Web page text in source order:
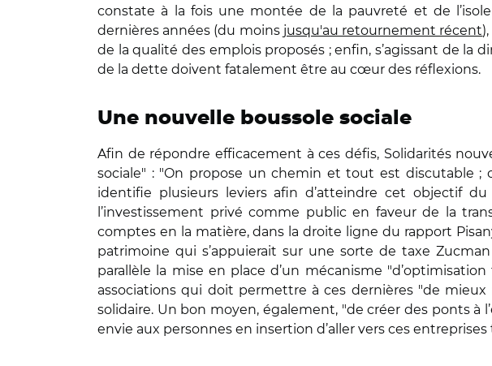
constate à la fois une montée de la pauvreté et de
dernières années (du moins jusqu'au retournement récent
de la qualité des emplois proposés ; enfin, s’agissant de
de la dette doivent fatalement être au cœur des réflexions.
Une nouvelle boussole sociale
Afin de répondre efficacement à ces défis, Solidarités
sociale" : "On propose un chemin et tout est discutable ;
identifie plusieurs leviers afin d’atteindre cet objectif
l’investissement privé comme public en faveur de la
comptes en la matière, dans la droite ligne du rapport
patrimoine qui s’appuierait sur une sorte de taxe
parallèle la mise en place d’un mécanisme
associations qui doit permettre à ces dernières "de
solidaire. Un bon moyen, également, "de créer des ponts à
envie aux personnes en insertion d’aller vers ces